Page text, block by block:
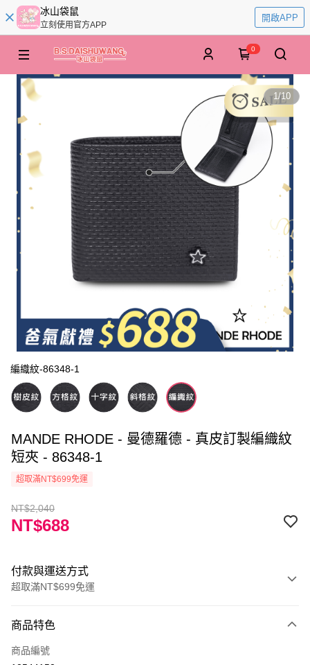
冰山袋鼠
立刻使用官方APP
開啟APP
0
1/10
編織紋-86348-1
MANDE RHODE - 曼德羅德 - 真皮訂製編織紋
短夾 - 86348-1
超取滿NT$699免運
NT$2,040
NT$688
付款與運送方式
超取滿NT$699免運
信用卡一次付款
超商取貨付款
商品特色
商品編號